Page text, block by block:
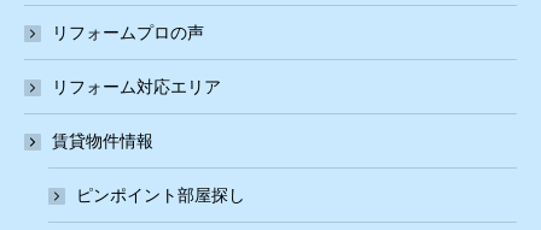
リフォームプロの声
リフォーム対応エリア
賃貸物件情報
ピンポイント部屋探し